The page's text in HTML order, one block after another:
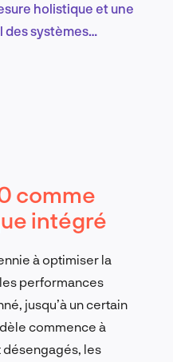
holistique et une
des systèmes
comme
intégré
à optimiser la
performances
jusqu’à un certain
commence à
désengagés, les